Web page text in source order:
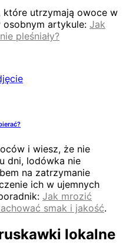
które utrzymają owoce w
osobnym artykule: Jak
pleśniały?
i wiesz, że nie
dni, lodówka nie
na zatrzymanie
ich w ujemnych
Jak mrozić
smak i jakość.
lokalne